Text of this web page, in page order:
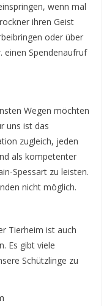
wenn mal
ihren Geist
oder über
einen Spendenaufruf
Wegen möchten
uns ist das
zugleich, jeden
als kompetenter
Spessart zu leisten.
nicht möglich.
Tierheim ist auch
Es gibt viele
Schützlinge zu